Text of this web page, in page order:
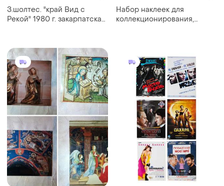
3300 грн 0
Коллекция открыток
"благовещение" (скульптур,
рукописей, живописи..)
280 грн
Рекламные кино афиши,
буклеты лент, флаеры для
декора или
коллекционирования